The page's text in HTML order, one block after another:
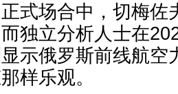
式场合中，切梅佐
独立分析人士在
示俄罗斯前线航空
样乐观。